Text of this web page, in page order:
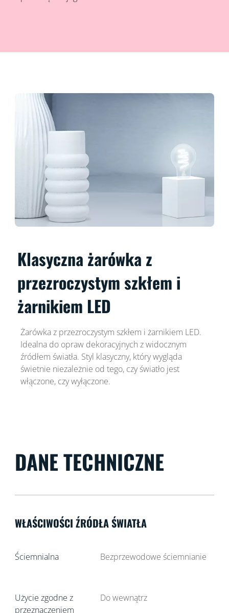
Klasyczna żarówka z
przezroczystym szkłem i
żarnikiem LED
Żarówka z przezroczystym szkłem i żarnikiem LED.
Idealna do opraw dekoracyjnych z widocznym
źródłem światła. Styl klasyczny, który wygląda
świetnie niezależnie od tego, czy światło jest
włączone, czy wyłączone.
DANE TECHNICZNE
WŁAŚCIWOŚCI ŹRÓDŁA ŚWIATŁA
Ściemnialna Bezprzewodowe ściemnianie
Użycie zgodne z
przeznaczeniem
Do wewnątrz